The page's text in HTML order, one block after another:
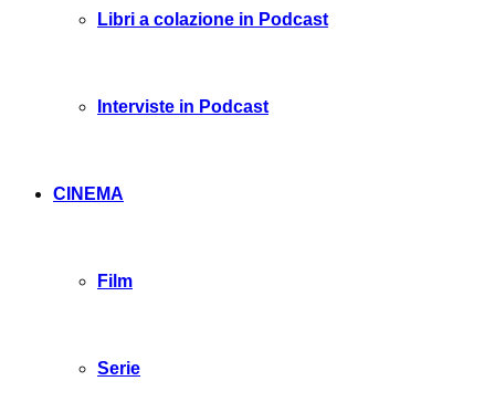
Libri a colazione in Podcast
Interviste in Podcast
CINEMA
Film
Serie